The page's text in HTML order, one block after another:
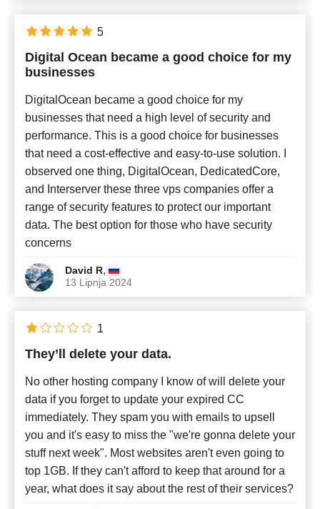
Digital Ocean became a good choice for my
businesses
DigitalOcean became a good choice for my
businesses that need a high level of security and
performance. This is a good choice for businesses
that need a cost-effective and easy-to-use solution. I
observed one thing, DigitalOcean, DedicatedCore,
and Interserver these three vps companies offer a
range of security features to protect our important
data. The best option for those who have security
concerns
David R,
13 Lipnja 2024
5
They’ll delete your data.
No other hosting company I know of will delete your
data if you forget to update your expired CC
immediately. They spam you with emails to upsell
you and it's easy to miss the "we're gonna delete your
stuff next week". Most websites aren't even going to
top 1GB. If they can't afford to keep that around for a
year, what does it say about the rest of their services?
1